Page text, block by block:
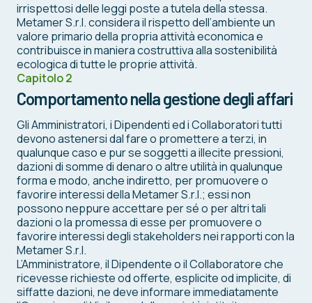
irrispettosi delle leggi poste a tutela della stessa.
Metamer S.r.l. considera il rispetto dell’ambiente un
valore primario della propria attività economica e
contribuisce in maniera costruttiva alla sostenibilità
ecologica di tutte le proprie attività.
Capitolo 2
Comportamento nella gestione degli affari
Gli Amministratori, i Dipendenti ed i Collaboratori tutti
devono astenersi dal fare o promettere a terzi, in
qualunque caso e pur se soggetti a illecite pressioni,
dazioni di somme di denaro o altre utilità in qualunque
forma e modo, anche indiretto, per promuovere o
favorire interessi della Metamer S.r.l.; essi non
possono neppure accettare per sé o per altri tali
dazioni o la promessa di esse per promuovere o
favorire interessi degli stakeholders nei rapporti con la
Metamer S.r.l.
L’Amministratore, il Dipendente o il Collaboratore che
ricevesse richieste od offerte, esplicite od implicite, di
siffatte dazioni, ne deve informare immediatamente